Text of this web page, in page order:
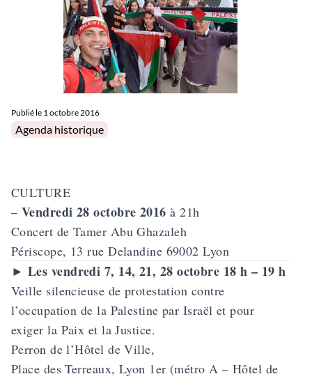
Publié le 1 octobre 2016
Posted in
Agenda historique
CULTURE
– Vendredi 28 octobre 2016 à 21h
Concert de Tamer Abu Ghazaleh
Périscope, 13 rue Delandine 69002 Lyon
► Les vendredi 7, 14, 21, 28 octobre 18 h – 19 h
Veille silencieuse de protestation contre
l’occupation de la Palestine par Israël et pour
exiger la Paix et la Justice.
Perron de l’Hôtel de Ville,
Place des Terreaux, Lyon 1er (métro A – Hôtel de